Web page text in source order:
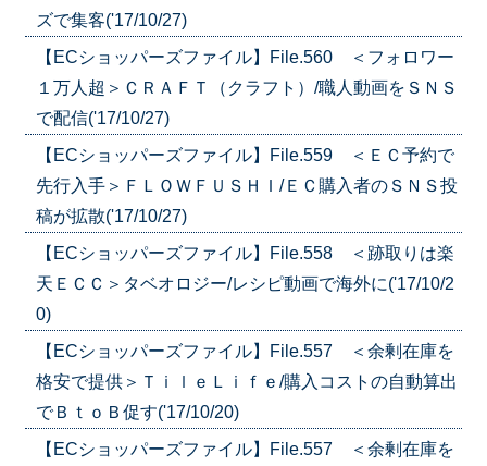
ズで集客('17/10/27)
【ECショッパーズファイル】File.560 ＜フォロワー
１万人超＞ＣＲＡＦＴ（クラフト）/職人動画をＳＮＳ
で配信('17/10/27)
【ECショッパーズファイル】File.559 ＜ＥＣ予約で
先行入手＞ＦＬＯＷＦＵＳＨＩ/ＥＣ購入者のＳＮＳ投
稿が拡散('17/10/27)
【ECショッパーズファイル】File.558 ＜跡取りは楽
天ＥＣＣ＞タベオロジー/レシピ動画で海外に('17/10/2
0)
【ECショッパーズファイル】File.557 ＜余剰在庫を
格安で提供＞ＴｉｌｅＬｉｆｅ/購入コストの自動算出
でＢｔｏＢ促す('17/10/20)
【ECショッパーズファイル】File.557 ＜余剰在庫を